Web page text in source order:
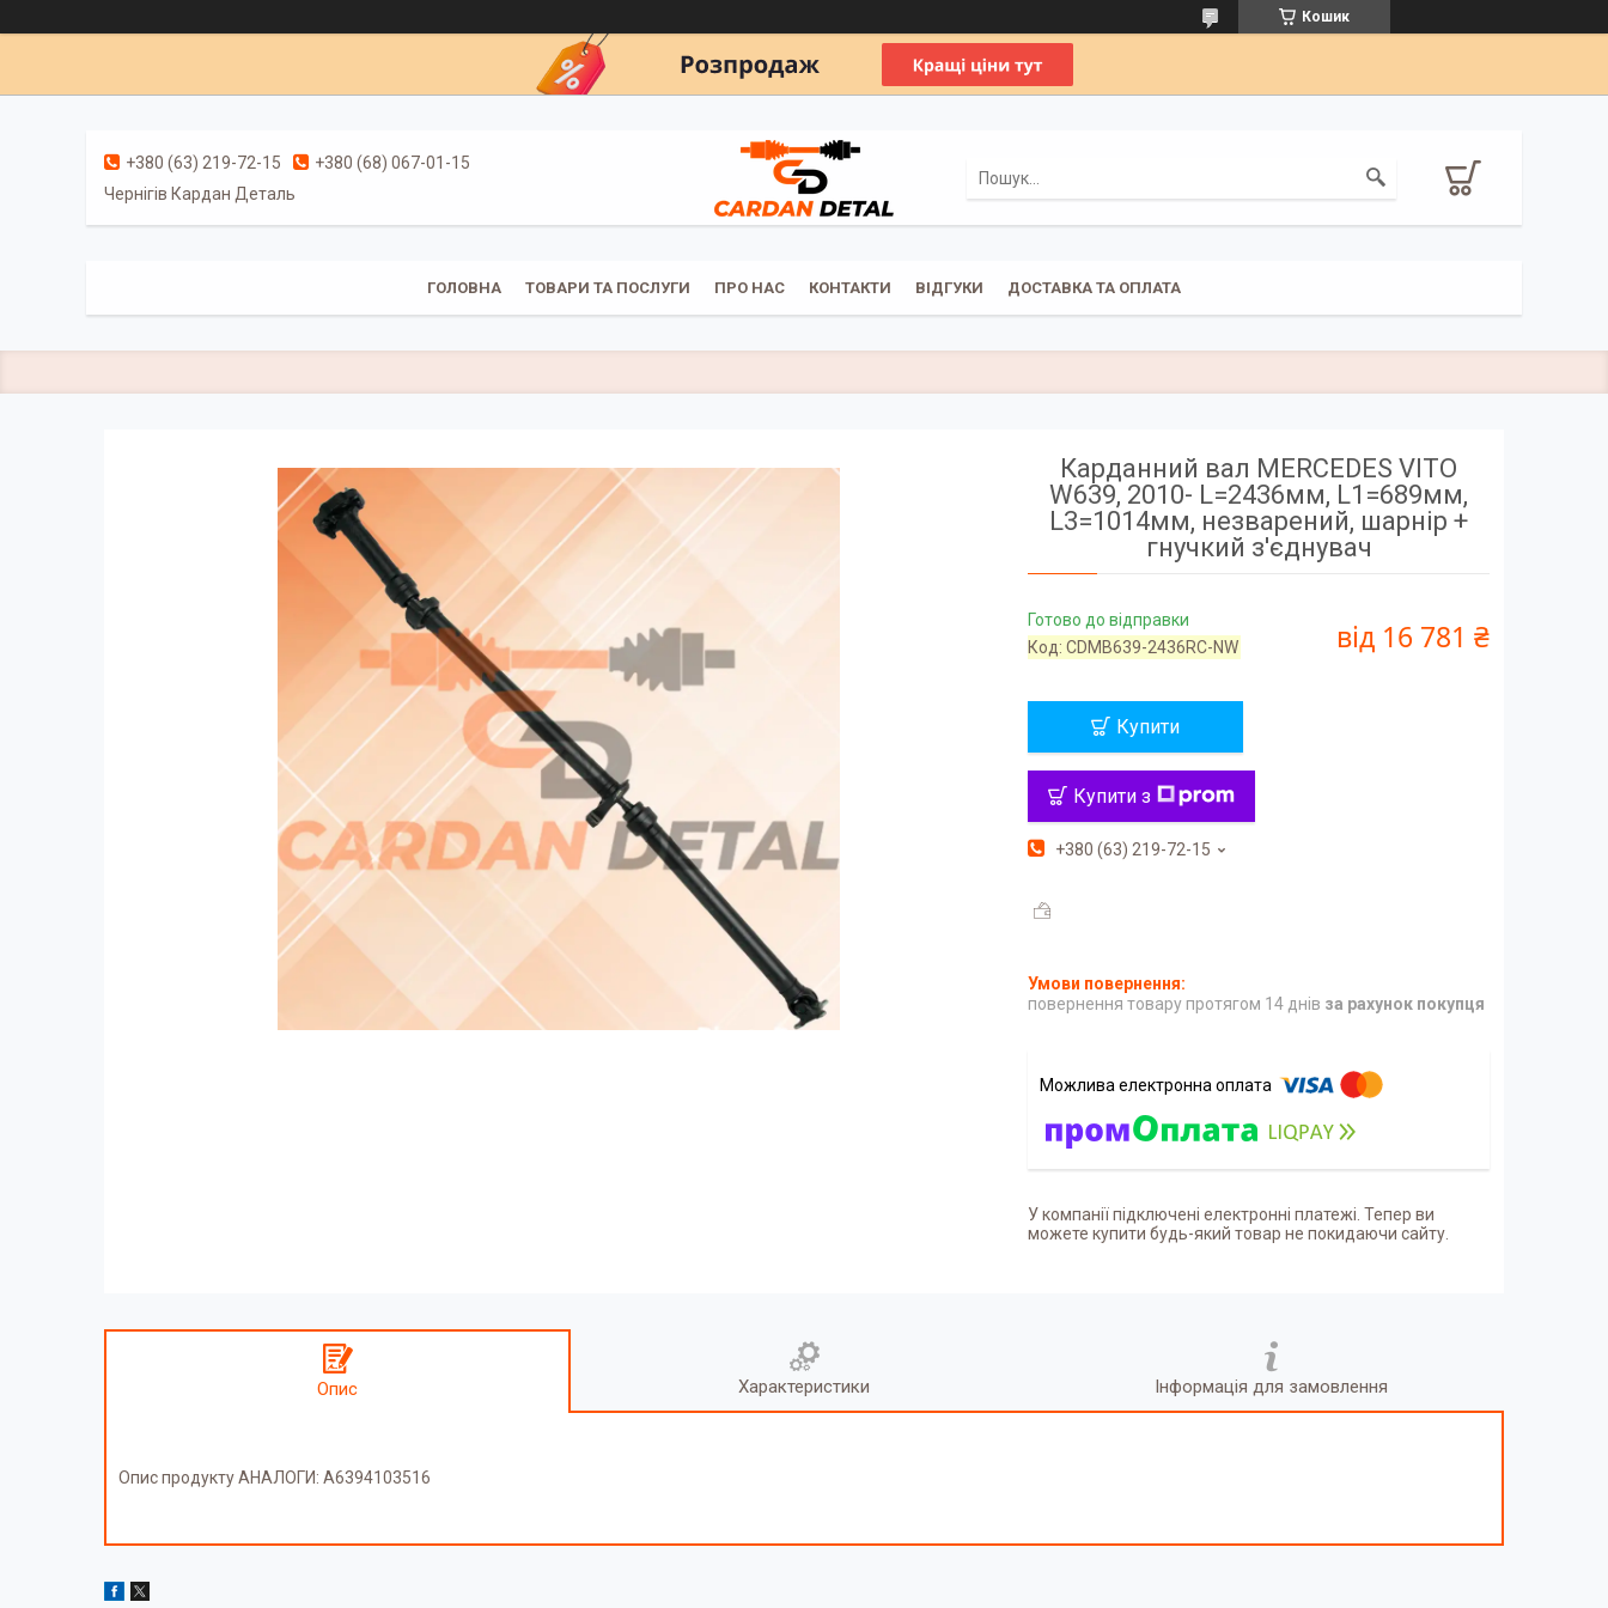
Кошик
+380 (63) 219-72-15
+380 (68) 067-01-15
Чернігів Кардан Деталь
ГОЛОВНА ТОВАРИ ТА ПОСЛУГИ ПРО НАС КОНТАКТИ ВІДГУКИ ДОСТАВКА ТА ОПЛАТА
Карданний вал MERCEDES VITO
W639, 2010- L=2436мм, L1=689мм,
L3=1014мм, незварений, шарнір +
гнучкий з'єднувач
Готово до відправки
Код:CDMB639-2436RC-NW від 16 781 ₴
Купити
Купити з
+380 (63) 219-72-15
повернення товару протягом 14 днів за рахунок покупця
У компанії підключені електронні платежі. Тепер ви
можете купити будь-який товар не покидаючи сайту.
Опис Характеристики Інформація для замовлення
Опис продукту АНАЛОГИ: A6394103516